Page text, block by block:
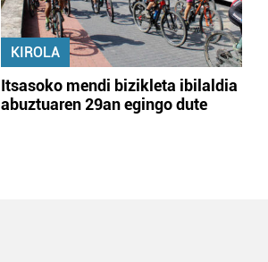
KIROLA
Itsasoko mendi bizikleta ibilaldia
abuztuaren 29an egingo dute